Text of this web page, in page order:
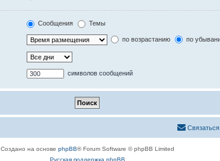
Сообщения Темы
по возрастанию по
символов сообщений
Создано на основе phpBB® Forum Software © phpBB Limited
Русская поддержка phpBB